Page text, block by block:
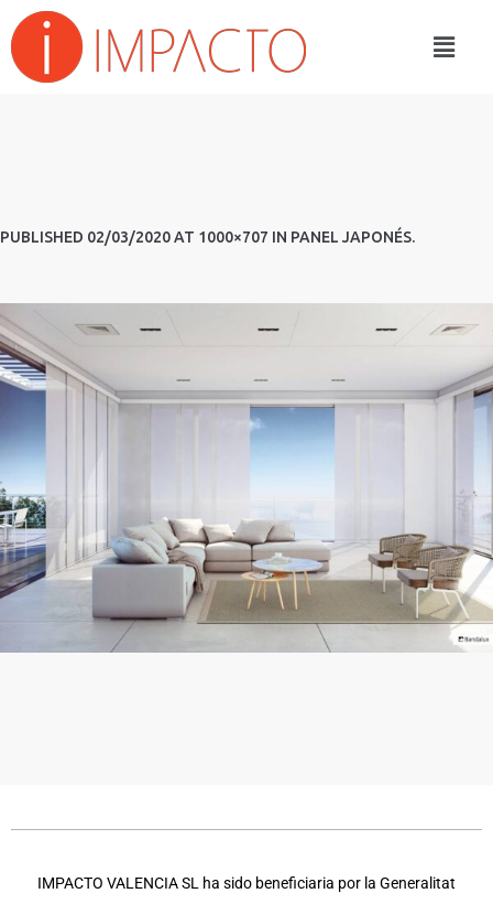
PUBLISHED 02/03/2020AT 1000×707 IN PANEL JAPONÉS.
IMPACTO VALENCIA SL ha sido beneficiaria por la Generalitat